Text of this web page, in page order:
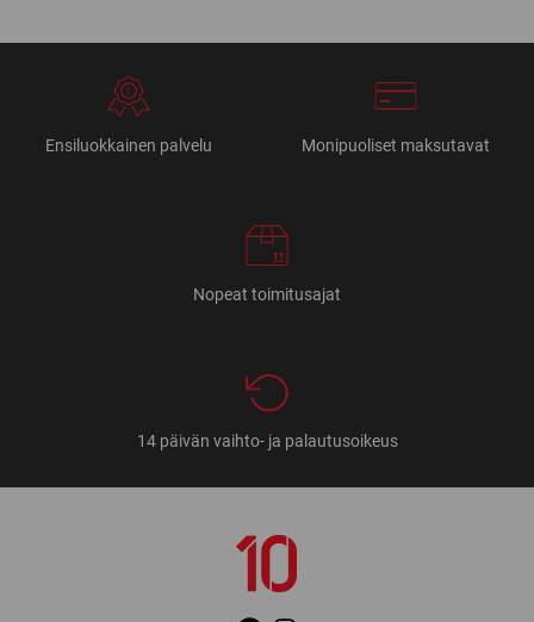
Ensiluokkainen palvelu Monipuoliset maksutavat
Nopeat toimitusajat
14 päivän vaihto- ja palautusoikeus